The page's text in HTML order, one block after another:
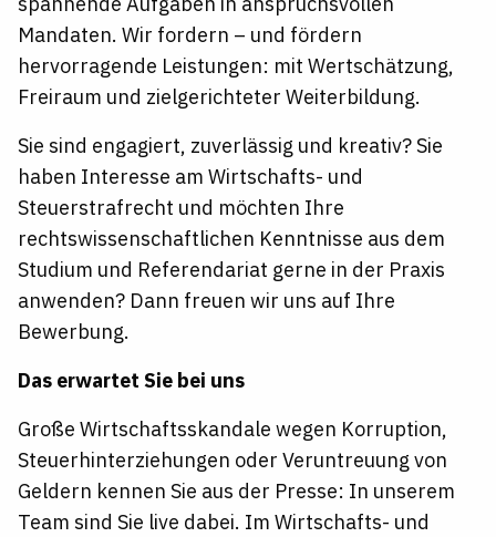
Mandaten. Wir fordern – und fördern
hervorragende Leistungen: mit Wertschätzung,
Freiraum und zielgerichteter Weiterbildung.
Sie sind engagiert, zuverlässig und kreativ? Sie
haben Interesse am Wirtschafts- und
Steuerstrafrecht und möchten Ihre
rechtswissenschaftlichen Kenntnisse aus dem
Studium und Referendariat gerne in der Praxis
anwenden? Dann freuen wir uns auf Ihre
Bewerbung.
Das erwartet Sie bei uns
Große Wirtschaftsskandale wegen Korruption,
Steuerhinterziehungen oder Veruntreuung von
Geldern kennen Sie aus der Presse: In unserem
Team sind Sie live dabei. Im Wirtschafts- und